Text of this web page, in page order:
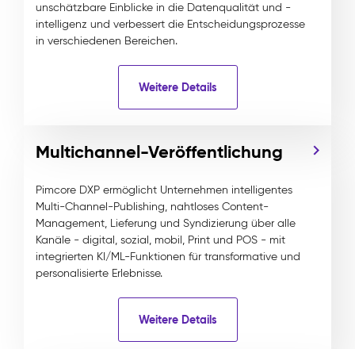
unschätzbare Einblicke in die Datenqualität und -
intelligenz und verbessert die Entscheidungsprozesse
in verschiedenen Bereichen.
Weitere Details
Multichannel-Veröffentlichung
Pimcore DXP ermöglicht Unternehmen intelligentes
Multi-Channel-Publishing, nahtloses Content-
Management, Lieferung und Syndizierung über alle
Kanäle - digital, sozial, mobil, Print und POS - mit
integrierten KI/ML-Funktionen für transformative und
personalisierte Erlebnisse.
Weitere Details